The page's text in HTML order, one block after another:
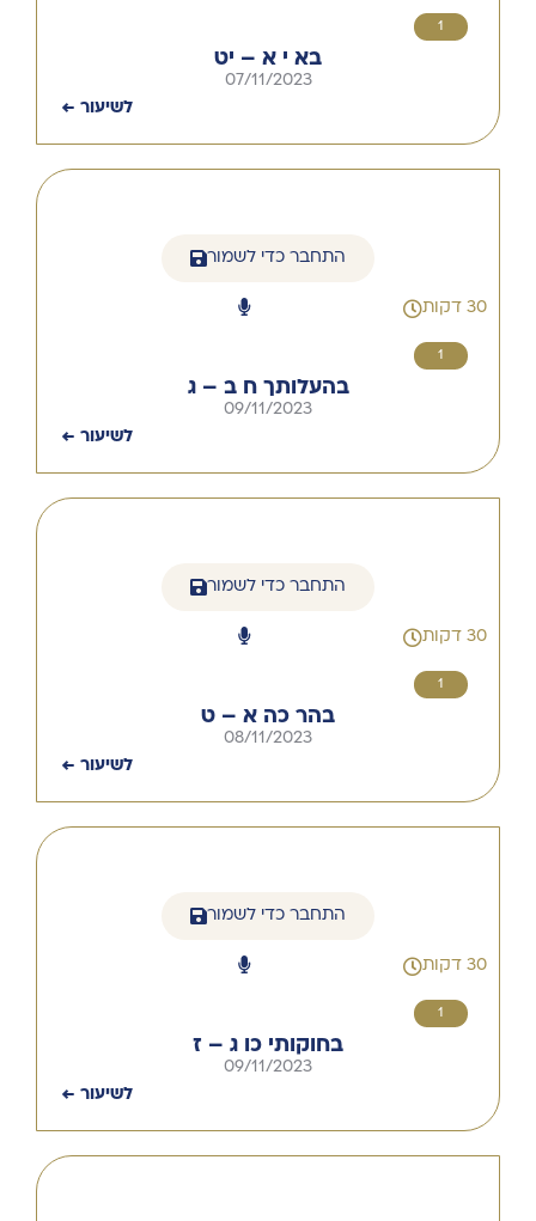
1
בא י א – יט
07/11/2023
לשיעור ←
התחבר כדי לשמור
30 דקות
1
בהעלותך ח ב – ג
09/11/2023
לשיעור ←
התחבר כדי לשמור
30 דקות
1
בהר כה א – ט
08/11/2023
לשיעור ←
התחבר כדי לשמור
30 דקות
1
בחוקותי כו ג – ז
09/11/2023
לשיעור ←